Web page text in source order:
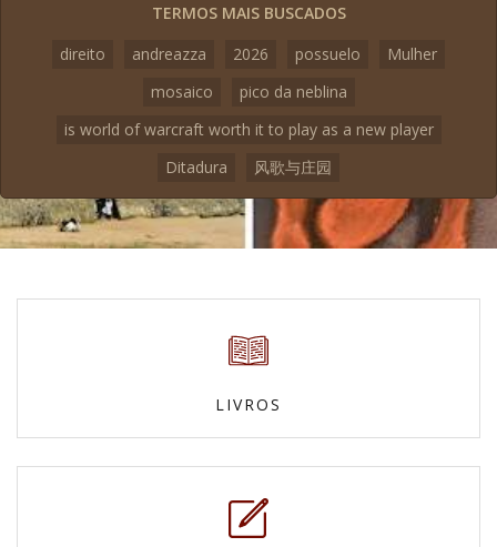
TERMOS MAIS BUSCADOS
direito
andreazza 2026 possuelo
Mulher
mosaico
pico da neblina
is world of warcraft worth it to play as a new player
Ditadura
风歌与庄园
LIVROS